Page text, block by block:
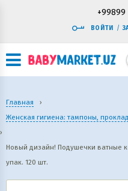
+99899
ВОЙТИ /
Главная
›
Женская гигиена: тампоны,
›
Новый дизайн! Подушечки ватные
упак. 120 шт.